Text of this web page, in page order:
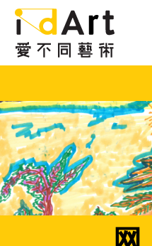
跳到内容（按回
EN 繁 简